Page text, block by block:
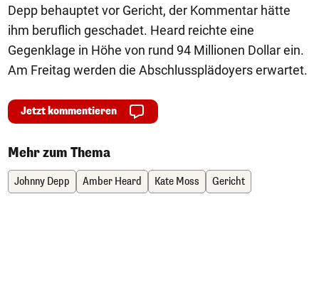
Depp behauptet vor Gericht, der Kommentar hätte
ihm beruflich geschadet. Heard reichte eine
Gegenklage in Höhe von rund 94 Millionen Dollar ein.
Am Freitag werden die Abschlussplädoyers erwartet.
Jetzt kommentieren
Mehr zum Thema
Johnny Depp Amber Heard Kate Moss Gericht